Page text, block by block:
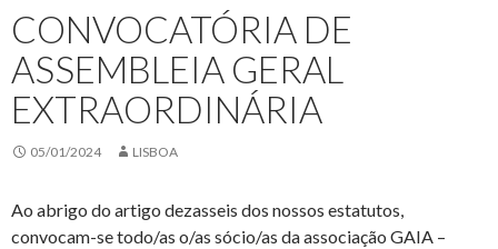
CONVOCATÓRIA DE
ASSEMBLEIA GERAL
EXTRAORDINÁRIA
05/01/2024 LISBOA
Ao abrigo do artigo dezasseis dos nossos estatutos,
convocam-se todo/as o/as sócio/as da associação GAIA –